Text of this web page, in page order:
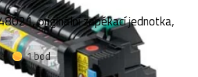
originální zapékací jednotka,
1 bod